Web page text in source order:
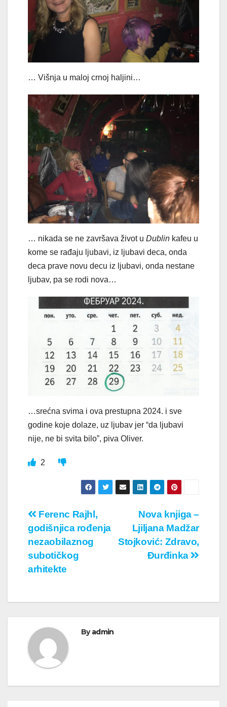
… Višnja u maloj crnoj haljini…
… nikada se ne završava život u Dublin kafeu u
kome se rađaju ljubavi, iz ljubavi deca, onda
deca prave novu decu iz ljubavi, onda nestane
ljubav, pa se rodi nova…
…srećna svima i ova prestupna 2024. i sve
godine koje dolaze, uz ljubav jer “da ljubavi
nije, ne bi svita bilo”, piva Oliver.
2
Кретање
чланка
Nova knjiga –
Ljiljana Madžar
Stojković: Zdravo,
Đurđinka
Ferenc Rajhl,
godišnjica rođenja
nezaobilaznog
subotičkog
arhitekte
Byadmin